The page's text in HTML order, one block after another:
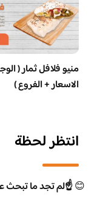
منيو فلافل ثمار (
الاسعار + الفروع )
انتظر لحظة
😊☝️لم تجد ما تبحث